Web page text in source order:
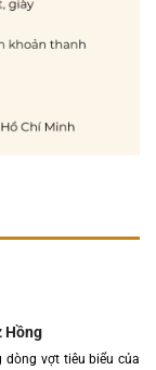
Hồng
vợt tiêu biểu của